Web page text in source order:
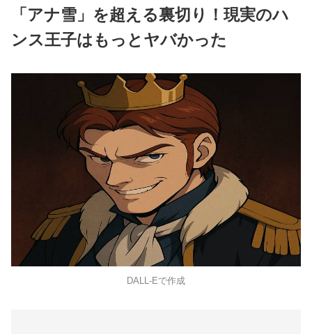
「アナ雪」を超える裏切り！現実のハ
ンス王子はもっとヤバかった
DALL-Eで作成